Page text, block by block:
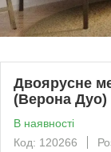
Двоярусне
(Верона Дуо)
В наявності
Код: 120266